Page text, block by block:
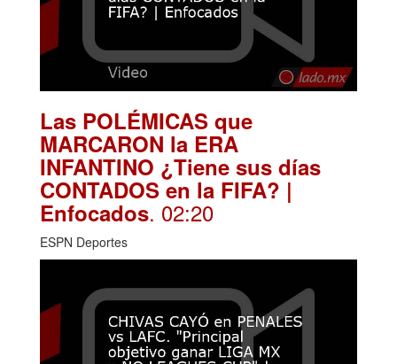
Las POLÉMICAS que
MARCARON la ERA
INFANTINO ¿Tiene sus días
CONTADOS en la FIFA? |
Enfocados. 02:20
ESPN Deportes